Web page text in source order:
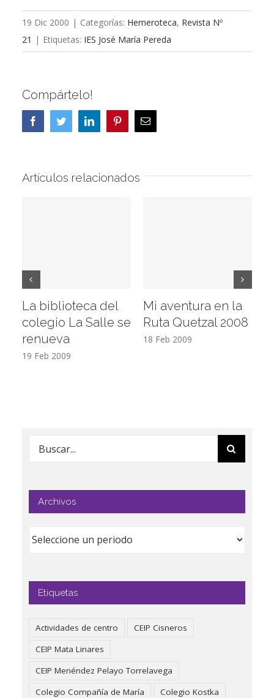
19 Dic 2000 | Categorías: Hemeroteca, Revista Nº
21 | Etiquetas: IES José María Pereda
Compártelo!
FacebookTwitterLinkedInPinterestCorreo
electrónico
Artículos relacionados
La biblioteca del
colegio La Salle se
renueva
19 Feb 2009
Mi aventura en la
Ruta Quetzal 2008
18 Feb 2009
Buscar:
Archivos
Etiquetas
Actividades de centro
CEIP Cisneros
CEIP Mata Linares
CEIP Menéndez Pelayo Torrelavega
Colegio Compañía de María
Colegio Kostka